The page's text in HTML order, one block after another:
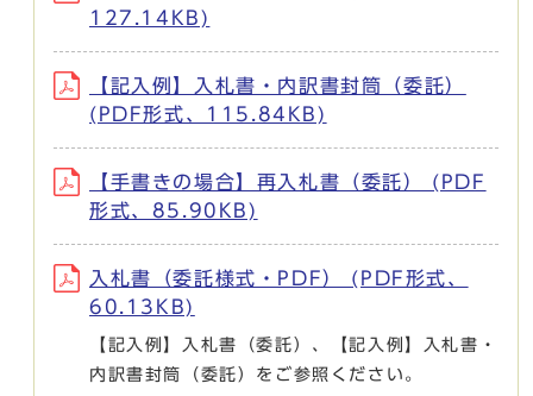
127.14KB)
【記入例】入札書・内訳書封筒（委託）
(PDF形式、115.84KB)
【手書きの場合】再入札書（委託） (PDF
形式、85.90KB)
入札書（委託様式・PDF） (PDF形式、
60.13KB)
【記入例】入札書（委託）、【記入例】入札書・
内訳書封筒（委託）をご参照ください。